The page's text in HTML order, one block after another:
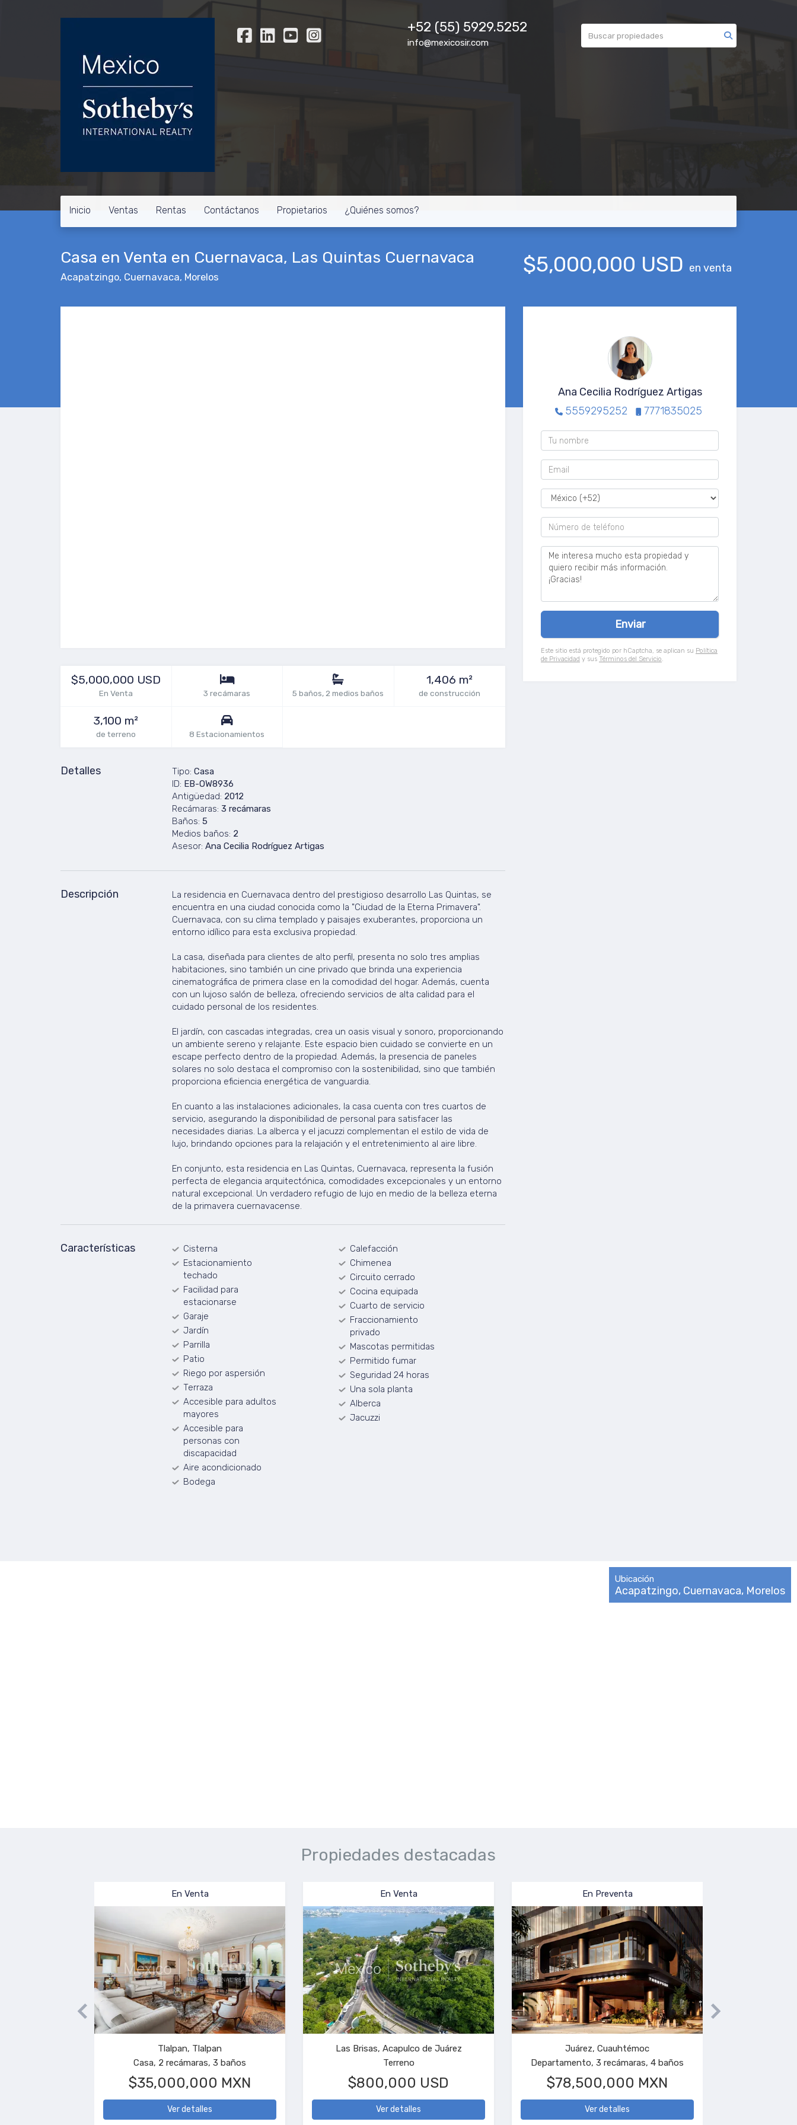
+52 (55) 5929.5252
info@mexicosir.com
Inicio Ventas Rentas Contáctanos Propietarios ¿Quiénes somos?
Casa en Venta en Cuernavaca, Las Quintas Cuernavaca
Acapatzingo, Cuernavaca, Morelos
$5,000,000 USD en venta
$5,000,000 USD
En Venta 3 recámaras 5 baños, 2 medios baños
1,406 m²
de construcción
3,100 m²
de terreno 8 Estacionamientos
Detalles Tipo: Casa
ID: EB-OW8936
Antigüedad: 2012
Recámaras: 3 recámaras
Baños: 5
Medios baños: 2
Asesor: Ana Cecilia Rodríguez Artigas
Descripción
La residencia en Cuernavaca dentro del prestigioso desarrollo Las Quintas, se
encuentra en una ciudad conocida como la "Ciudad de la Eterna Primavera".
Cuernavaca, con su clima templado y paisajes exuberantes, proporciona un
entorno idílico para esta exclusiva propiedad.
La casa, diseñada para clientes de alto perfil, presenta no solo tres amplias
habitaciones, sino también un cine privado que brinda una experiencia
cinematográfica de primera clase en la comodidad del hogar. Además, cuenta
con un lujoso salón de belleza, ofreciendo servicios de alta calidad para el
cuidado personal de los residentes.
El jardín, con cascadas integradas, crea un oasis visual y sonoro, proporcionando
un ambiente sereno y relajante. Este espacio bien cuidado se convierte en un
escape perfecto dentro de la propiedad. Además, la presencia de paneles
solares no solo destaca el compromiso con la sostenibilidad, sino que también
proporciona eficiencia energética de vanguardia.
En cuanto a las instalaciones adicionales, la casa cuenta con tres cuartos de
servicio, asegurando la disponibilidad de personal para satisfacer las
necesidades diarias. La alberca y el jacuzzi complementan el estilo de vida de
lujo, brindando opciones para la relajación y el entretenimiento al aire libre.
En conjunto, esta residencia en Las Quintas, Cuernavaca, representa la fusión
perfecta de elegancia arquitectónica, comodidades excepcionales y un entorno
natural excepcional. Un verdadero refugio de lujo en medio de la belleza eterna
de la primavera cuernavacense.
Características
Cisterna
Estacionamiento
techado
Facilidad para
estacionarse
Garaje
Jardín
Parrilla
Patio
Riego por aspersión
Terraza
Accesible para adultos
mayores
Accesible para
personas con
discapacidad
Aire acondicionado
Bodega
Calefacción
Chimenea
Circuito cerrado
Cocina equipada
Cuarto de servicio
Fraccionamiento
privado
Mascotas permitidas
Permitido fumar
Seguridad 24 horas
Una sola planta
Alberca
Jacuzzi
Ana Cecilia Rodríguez Artigas
5559295252
7771835025
Este sitio está protegido por hCaptcha, se aplican su Política
de Privacidad y sus Términos del Servicio.
Ubicación
Acapatzingo, Cuernavaca, Morelos
Propiedades destacadas
3 recámaras, 4 baños
Bahías de Huatulco, Santa María Huatulco
Casa, 4 recámaras, 4 baños
$2,400,000 USD
Polanco I Sección, Miguel Hidalgo
$7,300,000 USD
Emiliano Zapata, Cuernavaca
Casa, 5 recámaras, 5 baños
$16,500,000 MXN